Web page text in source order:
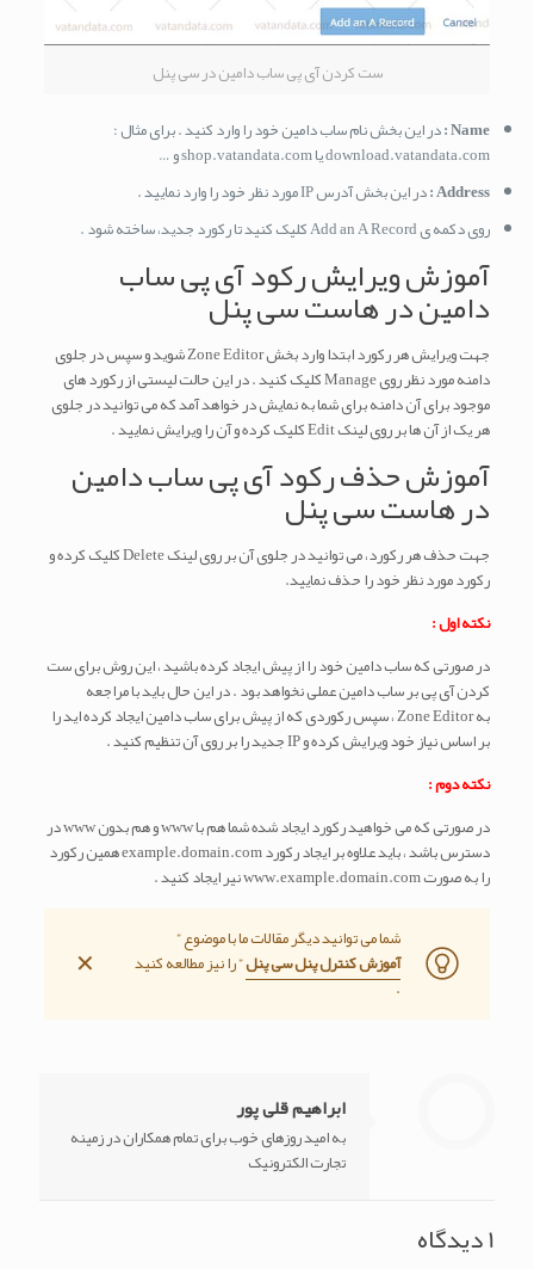
ست کردن آی پی ساب دامین در سی پنل
Name : در این بخش نام ساب دامین خود را وارد کنید . برای مثال :
download.vatandata.com یا shop.vatandata.com و …
Address : در این بخش آدرس IP مورد نظر خود را وارد نمایید .
روی دکمه ی Add an A Record کلیک کنید تا رکورد جدید، ساخته شود .
آموزش ویرایش رکود آی پی ساب
دامین در هاست سی پنل
جهت ویرایش هر رکورد ابتدا وارد بخش Zone Editor شوید و سپس در جلوی
دامنه مورد نظر روی Manage کلیک کنید . در این حالت لیستی از رکورد های
موجود برای آن دامنه برای شما به نمایش در خواهد آمد که می توانید در جلوی
هر یک از آن ها بر روی لینک Edit کلیک کرده و آن را ویرایش نمایید .
آموزش حذف رکود آی پی ساب دامین
در هاست سی پنل
جهت حذف هر رکورد، می توانید در جلوی آن بر روی لینک Delete کلیک کرده و
رکورد مورد نظر خود را حذف نمایید.
نکته اول :
در صورتی که ساب دامین خود را از پیش ایجاد کرده باشید ، این روش برای ست
کردن آی پی بر ساب دامین عملی نخواهد بود . در این حال باید با مراجعه
به Zone Editor ، سپس رکوردی که از پیش برای ساب دامین ایجاد کرده اید را
بر اساس نیاز خود ویرایش کرده و IP جدید را بر روی آن تنظیم کنید .
نکته دوم :
در صورتی که می خواهید رکورد ایجاد شده شما هم با www و هم بدون www در
دسترس باشد ، باید علاوه بر ایجاد رکورد example.domain.com همین رکورد
را به صورت www.example.domain.com نیر ایجاد کنید .
شما می توانید دیگر مقالات ما با موضوع ”
آموزش کنترل پنل سی پنل” را نیز مطالعه کنید
.
✕
ابراهیم قلی پور
به امید روزهای خوب برای تمام همکاران در زمینه
تجارت الکترونیک
1 دیدگاه